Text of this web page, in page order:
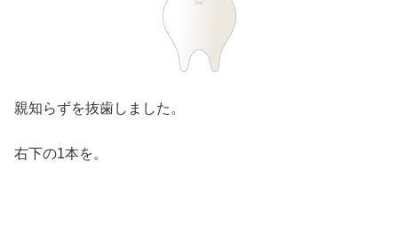
親知らずを抜歯しました。
右下の1本を。